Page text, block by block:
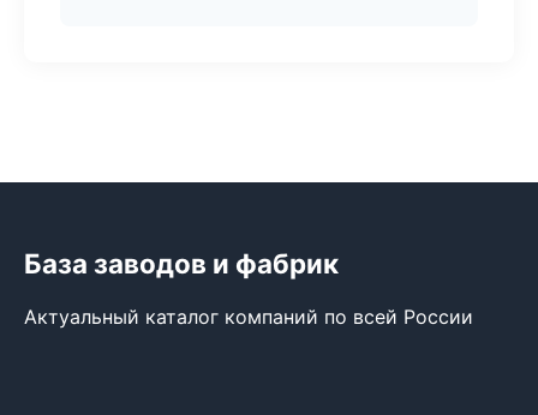
База заводов и фабрик
Актуальный каталог компаний по всей России